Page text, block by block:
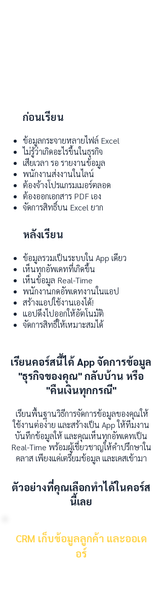
ก่อนเรียน​
ข้อมูลกระจายหลายไฟล์ Excel
ไม่รู้ว่าเกิดอะไรขึ้นในธุรกิจ
เสียเวลา รอ รายงานข้อมูล
พนักงานส่งงานในไลน์
ต้องจ้างโปรแกรมเมอร์ตลอด
ต้องออกเอกสาร PDF เอง
จัดการสิทธิ์บน Excel ยาก
หลังเรียน​
ข้อมูลรวมเป็นระบบใน App เดียว
เห็นทุกอัพเดทที่เกิดขึ้น
เห็นข้อมูล Real-Time
พนักงานกดอัพเดทงานในแอป
สร้างแอปใช้งานเองได้!
แอปดึงไปออกให้อัตโนมัติ
จัดการสิทธิ์ให้เหมาะสมได้
เรียนคอร์สนี้ได้ App จัดการข้อมูล
"ธุรกิจของคุณ" กลับบ้าน หรือ
"คืนเงินทุกกรณี"
เรียนพื้นฐานวิธีการจัดการข้อมูลของคุณให้
ใช้งานต่อง่าย และสร้างเป็น App ให้ทีมงาน
บันทึกข้อมูลให้ และคุณเห็นทุกอัพเดทเป็น
Real-Time พร้อมผู้เชี่ยวชาญให้คำปรึกษาใน
คลาส เพียงแค่เตรียมข้อมูล และเคสเข้ามา
ตัวอย่างที่คุณเลือกทำได้ในคอร์ส
นี้เลย
CRM เก็บข้อมูลลูกค้า และออเด
อร์